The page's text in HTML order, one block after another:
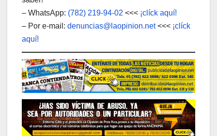
– WhatsApp: (782) 219-94-02 <<< ¡clíck aquí!
– Por e-mail: denuncias@laopinion.net<<< ¡clíck
aquí!